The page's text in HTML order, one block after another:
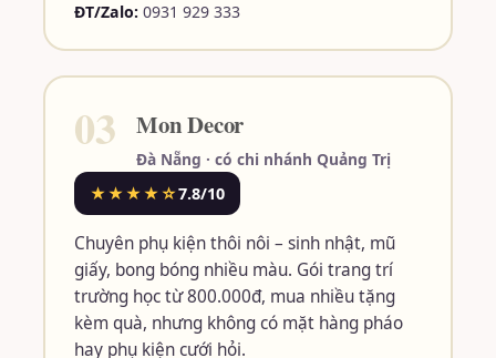
ĐT/Zalo: 0931 929 333
03 Mon Decor
Đà Nẵng · có chi nhánh Quảng Trị
★★★★☆7.8/10
Chuyên phụ kiện thôi nôi – sinh nhật, mũ
giấy, bong bóng nhiều màu. Gói trang trí
trường học từ 800.000đ, mua nhiều tặng
kèm quà, nhưng không có mặt hàng pháo
hay phụ kiện cưới hỏi.